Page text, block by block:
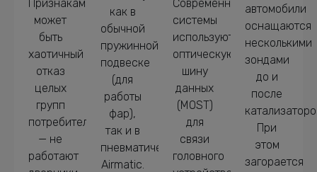
Признаками
может
быть
хаотичный
отказ
целых
групп
потребителей
— не
работают
как в
обычной
пружинной
подвеске
(для
работы
фар),
так и в
пневматической
Airmatic.
Современные
системы
используют
оптическую
шину
данных
(MOST)
для
связи
головного
автомобили
оснащаются
несколькими
зондами
до и
после
При
этом
загорается